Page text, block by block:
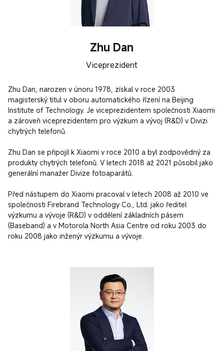
Zhu Dan
Viceprezident
Zhu Dan, narozen v únoru 1978, získal v roce 2003
magisterský titul v oboru automatického řízení na Beijing
Institute of Technology. Je viceprezidentem společnosti Xiaomi
a zároveň viceprezidentem pro výzkum a vývoj (R&D) v Divizi
chytrých telefonů.
Zhu Dan se připojil k Xiaomi v roce 2010 a byl zodpovědný za
produkty chytrých telefonů. V letech 2018 až 2021 působil jako
generální manažer Divize fotoaparátů.
Před nástupem do Xiaomi pracoval v letech 2008 až 2010 ve
společnosti Firebrand Technology Co., Ltd. jako ředitel
výzkumu a vývoje (R&D) v oddělení základních pásem
(Baseband) a v Motorola North Asia Centre od roku 2003 do
roku 2008 jako inženýr výzkumu a vývoje.